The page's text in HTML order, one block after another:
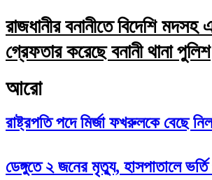
রাজধানীর বনানীতে বিদেশি
গ্রেফতার করেছে বনানী থানা পুলিশ
আরো
রাষ্ট্রপতি পদে মির্জা ফখরুলকে বেছে
ডেঙ্গুতে ২ জনের মৃত্যু, হাসপাতালে